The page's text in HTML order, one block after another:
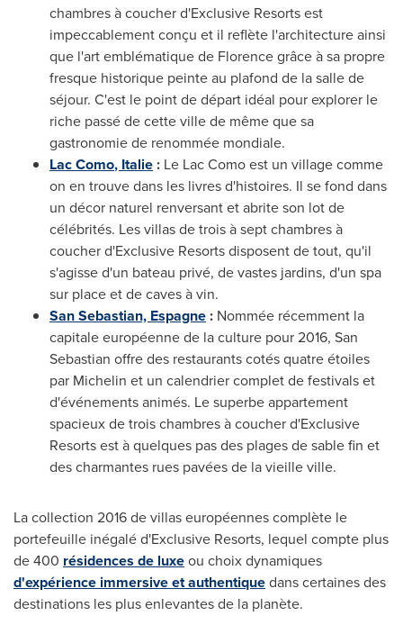
chambres à coucher d'Exclusive Resorts est
impeccablement conçu et il reflète l'architecture ainsi
que l'art emblématique de Florence grâce à sa propre
fresque historique peinte au plafond de la salle de
séjour. C'est le point de départ idéal pour explorer le
riche passé de cette ville de même que sa
gastronomie de renommée mondiale.
LacComo, Italie: Le Lac Como est un village comme
on en trouve dans les livres d'histoires. Il se fond dans
un décor naturel renversant et abrite son lot de
célébrités. Les villas de trois à sept chambres à
coucher d'Exclusive Resorts disposent de tout, qu'il
s'agisse d'un bateau privé, de vastes jardins, d'un spa
sur place et de caves à vin.
San Sebastian, Espagne: Nommée récemment la
capitale européenne de la culture pour 2016, San
Sebastian offre des restaurants cotés quatre étoiles
par Michelin et un calendrier complet de festivals et
d'événements animés. Le superbe appartement
spacieux de trois chambres à coucher d'Exclusive
Resorts est à quelques pas des plages de sable fin et
des charmantes rues pavées de la vieille ville.
La collection 2016 de villas européennes complète le
portefeuille inégalé d'Exclusive Resorts, lequel compte plus
de 400 résidences de luxeou choix dynamiques
d'expérience immersive et authentiquedans certaines des
destinations les plus enlevantes de la planète.